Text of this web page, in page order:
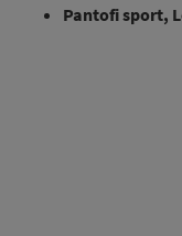
Pantofi sport,